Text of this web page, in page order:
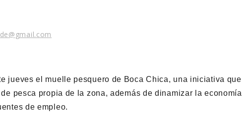
jueves el muelle pesquero de Boca Chica, una iniciativa que
pesca propia de la zona, además de dinamizar la economía
de empleo.